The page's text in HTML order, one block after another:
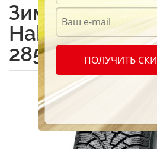
Зимние шины
Hakkapeliitta
285/60 R18
ПОЛУЧИТЬ